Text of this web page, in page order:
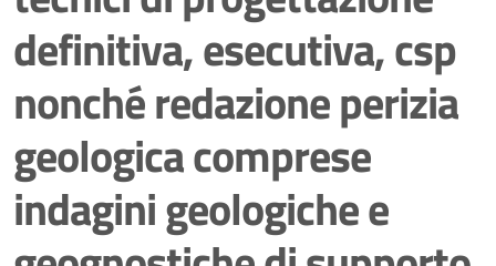
definitiva, esecutiva, csp
nonché redazione perizia
geologica comprese
indagini geologiche e